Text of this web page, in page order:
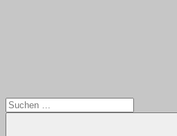
Suchen
nach: